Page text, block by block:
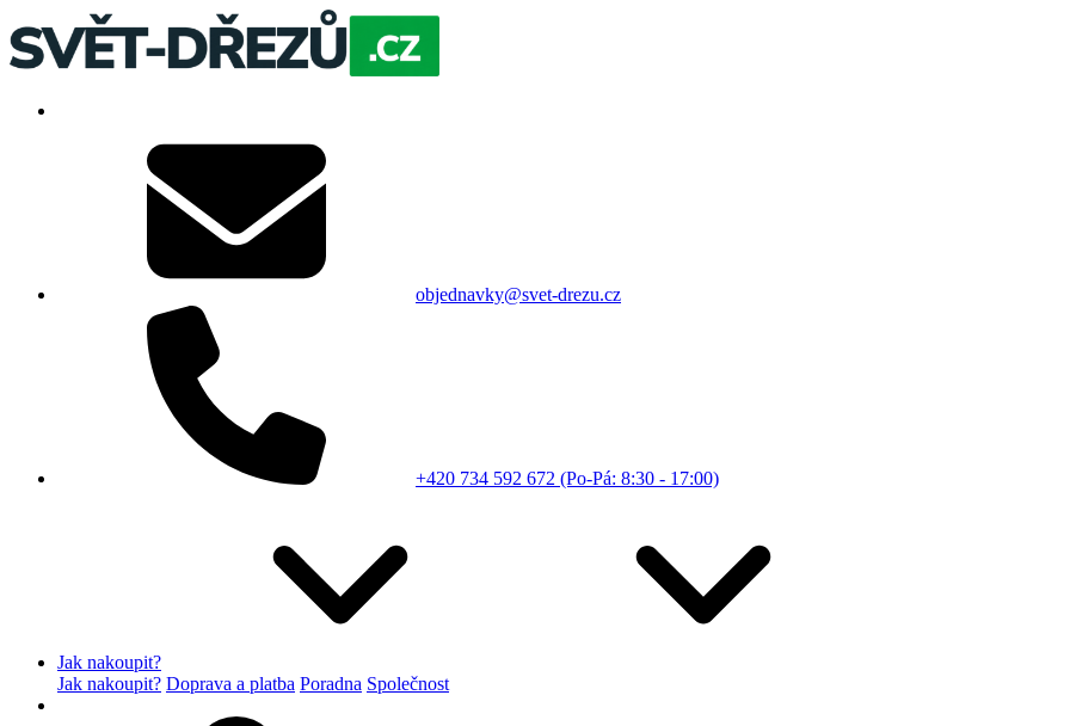
objednavky@svet-drezu.cz
+420 734 592 672 (Po-Pá: 8:30 - 17:00)
Jak nakoupit?
Jak nakoupit? Doprava a platba Poradna Společnost